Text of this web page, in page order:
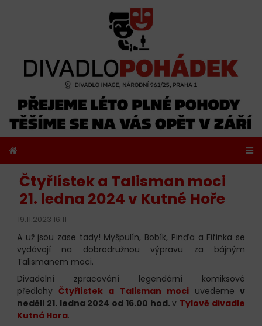
Čtyřlístek a Talisman moci
21. ledna 2024 v Kutné Hoře
19.11.2023 16:11
A už jsou zase tady! Myšpulín, Bobík, Pinďa a Fifinka se
vydávají na dobrodružnou výpravu za bájným
Talismanem moci.
Divadelní zpracování legendární komiksové
předlohyČtyřlístek a Talisman mociuvedeme v
neděli 21. ledna 2024 od 16.00 hod.v Tylově divadle
Kutná Hora.